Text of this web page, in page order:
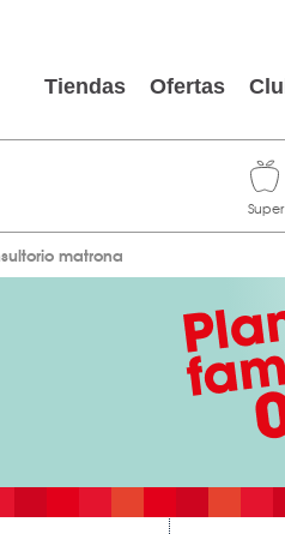
Tiendas Ofertas
matrona